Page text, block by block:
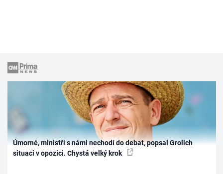
Úmorné, ministři s námi nechodí do debat, popsal Grolich
situaci v opozici. Chystá velký krok